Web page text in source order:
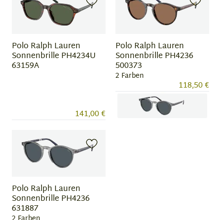
Polo Ralph Lauren
Sonnenbrille PH4234U
63159A
141,00 €
Polo Ralph Lauren
Sonnenbrille PH4236
500373
2 Farben
118,50 €
Polo Ralph Lauren
Sonnenbrille PH4236
631887